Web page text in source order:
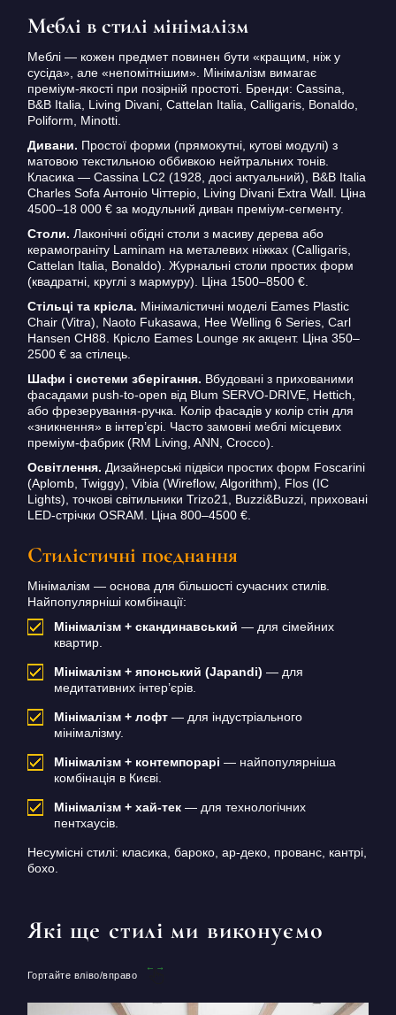
Меблі в стилі мінімалізм
Меблі — кожен предмет повинен бути «кращим, ніж у
сусіда», але «непомітнішим». Мінімалізм вимагає
преміум-якості при позірній простоті. Бренди: Cassina,
B&B Italia, Living Divani, Cattelan Italia, Calligaris, Bonaldo,
Poliform, Minotti.
Дивани. Простої форми (прямокутні, кутові модулі) з
матовою текстильною оббивкою нейтральних тонів.
Класика — Cassina LC2 (1928, досі актуальний), B&B Italia
Charles Sofa Антоніо Чіттеріо, Living Divani Extra Wall. Ціна
4500–18 000 € за модульний диван преміум-сегменту.
Столи. Лаконічні обідні столи з масиву дерева або
керамограніту Laminam на металевих ніжках (Calligaris,
Cattelan Italia, Bonaldo). Журнальні столи простих форм
(квадратні, круглі з мармуру). Ціна 1500–8500 €.
Стільці та крісла. Мінімалістичні моделі Eames Plastic
Chair (Vitra), Naoto Fukasawa, Hee Welling 6 Series, Carl
Hansen CH88. Крісло Eames Lounge як акцент. Ціна 350–
2500 € за стілець.
Шафи і системи зберігання. Вбудовані з прихованими
фасадами push-to-open від Blum SERVO-DRIVE, Hettich,
або фрезерування-ручка. Колір фасадів у колір стін для
«зникнення» в інтер’єрі. Часто замовні меблі місцевих
преміум-фабрик (RM Living, ANN, Crocco).
Освітлення. Дизайнерські підвіси простих форм Foscarini
(Aplomb, Twiggy), Vibia (Wireflow, Algorithm), Flos (IC
Lights), точкові світильники Trizo21, Buzzi&Buzzi, приховані
LED-стрічки OSRAM. Ціна 800–4500 €.
Стилістичні поєднання
Мінімалізм — основа для більшості сучасних стилів.
Найпопулярніші комбінації:
Мінімалізм + скандинавський — для сімейних
квартир.
Мінімалізм + японський (Japandi) — для
медитативних інтер’єрів.
Мінімалізм + лофт— для індустріального
мінімалізму.
Мінімалізм + контемпорарі — найпопулярніша
комбінація в Києві.
Мінімалізм + хай-тек— для технологічних
пентхаусів.
Несумісні стилі: класика, бароко, ар-деко, прованс, кантрі,
бохо.
Які ще стилі ми виконуємо
Гортайте вліво/вправо